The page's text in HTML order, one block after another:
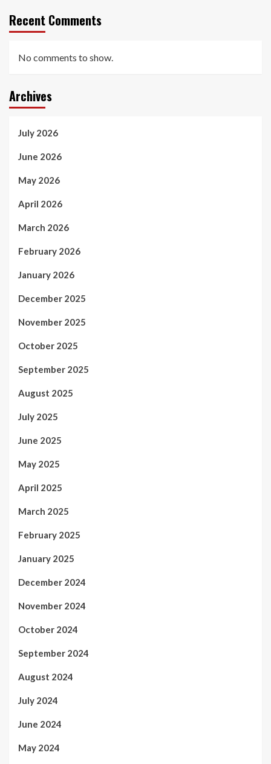
Recent Comments
No comments to show.
Archives
July 2026
June 2026
May 2026
April 2026
March 2026
February 2026
January 2026
December 2025
November 2025
October 2025
September 2025
August 2025
July 2025
June 2025
May 2025
April 2025
March 2025
February 2025
January 2025
December 2024
November 2024
October 2024
September 2024
August 2024
July 2024
June 2024
May 2024